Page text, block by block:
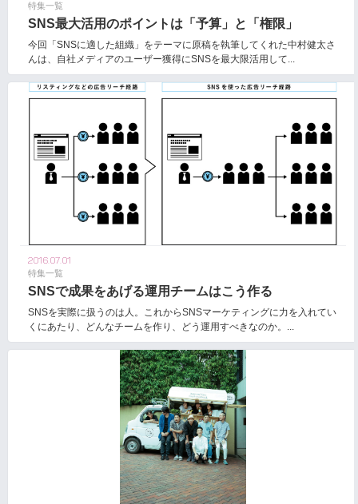
特集一覧
SNS最大活用のポイントは「予算」と「権限」
今回「SNSに適した組織」をテーマに原稿を執筆してくれた中村健太さ
んは、自社メディアのユーザー獲得にSNSを最大限活用して...
2016.07.01
特集一覧
SNSで成果をあげる運用チームはこう作る
SNSを実際に扱うのは人。これからSNSマーケティングに力を入れてい
くにあたり、どんなチームを作り、どう運用すべきなのか。...